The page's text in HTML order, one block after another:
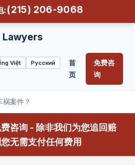
:(215) 206-9068
Việt
Русский
首
页
免费咨
询
祸案件？
咨询 - 除非我们为您追回赔
无需支付任何费用